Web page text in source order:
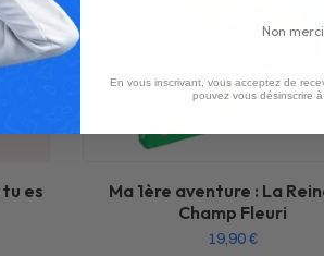
es
Ma 1ère aventure : La
Champ Fleuri
19,90€
Non merci
En vous inscrivant, vous acceptez de
pouvez vous désinscrire